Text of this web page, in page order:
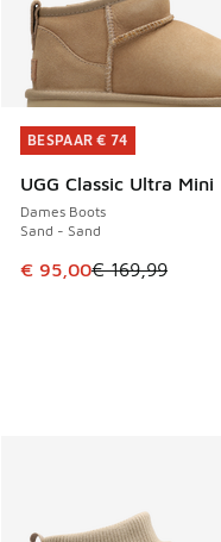
BESPAAR € 74
UGG Classic Ultra Mini
Dames Boots
Sand - Sand
Dit artikel is in de
€ 95,00€ 169,99
BESPAAR € 74